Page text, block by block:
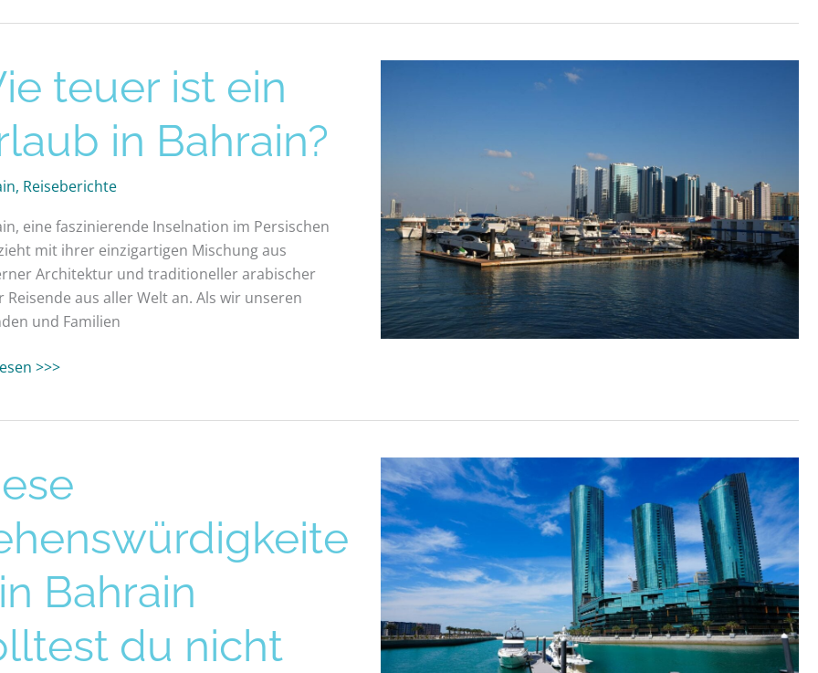
teuer ist ein
in Bahrain?
, Reiseberichte
eine faszinierende Inselnation im Persischen
mit ihrer einzigartigen Mischung aus
Architektur und traditioneller arabischer
Reisende aus aller Welt an. Als wir unseren
und Familien
>>>
Bahrain
du nicht